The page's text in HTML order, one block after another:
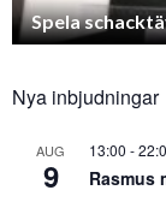
Spela
Nya inbjudningar
AUG
9
13:00 -
Rasmus